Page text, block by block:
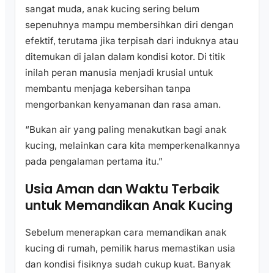
sangat muda, anak kucing sering belum
sepenuhnya mampu membersihkan diri dengan
efektif, terutama jika terpisah dari induknya atau
ditemukan di jalan dalam kondisi kotor. Di titik
inilah peran manusia menjadi krusial untuk
membantu menjaga kebersihan tanpa
mengorbankan kenyamanan dan rasa aman.
“Bukan air yang paling menakutkan bagi anak
kucing, melainkan cara kita memperkenalkannya
pada pengalaman pertama itu.”
Usia Aman dan Waktu Terbaik
untuk Memandikan Anak Kucing
Sebelum menerapkan cara memandikan anak
kucing di rumah, pemilik harus memastikan usia
dan kondisi fisiknya sudah cukup kuat. Banyak